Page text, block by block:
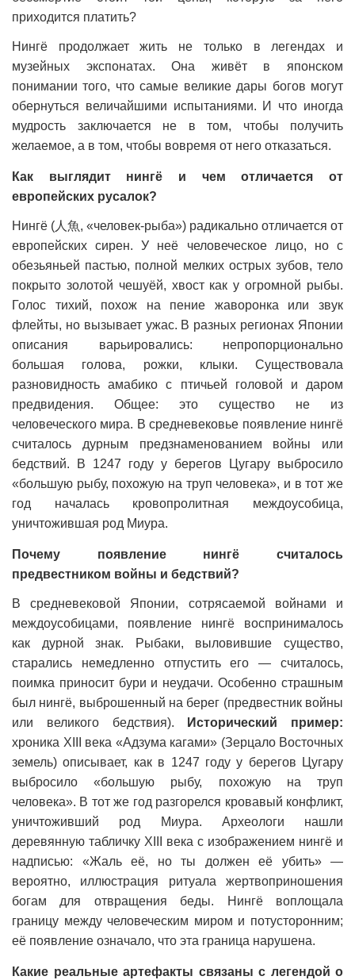
приходится платить?
Нингё продолжает жить не только в легендах и
музейных экспонатах. Она живёт в японском
понимании того, что самые великие дары богов могут
обернуться величайшими испытаниями. И что иногда
мудрость заключается не в том, чтобы получить
желаемое, а в том, чтобы вовремя от него отказаться.
Как выглядит нингё и чем отличается от
европейских русалок?
Нингё (人魚, «человек-рыба») радикально отличается от
европейских сирен. У неё человеческое лицо, но с
обезьяньей пастью, полной мелких острых зубов, тело
покрыто золотой чешуёй, хвост как у огромной рыбы.
Голос тихий, похож на пение жаворонка или звук
флейты, но вызывает ужас. В разных регионах Японии
описания варьировались: непропорционально
большая голова, рожки, клыки. Существовала
разновидность амабико с птичьей головой и даром
предвидения. Общее: это существо не из
человеческого мира. В средневековье появление нингё
считалось дурным предзнаменованием войны или
бедствий. В 1247 году у берегов Цугару выбросило
«большую рыбу, похожую на труп человека», и в тот же
год началась кровопролитная междоусобица,
уничтожившая род Миура.
Почему появление нингё считалось
предвестником войны и бедствий?
В средневековой Японии, сотрясаемой войнами и
междоусобицами, появление нингё воспринималось
как дурной знак. Рыбаки, выловившие существо,
старались немедленно отпустить его — считалось,
поимка приносит бури и неудачи. Особенно страшным
был нингё, выброшенный на берег (предвестник войны
или великого бедствия).
Исторический пример:
хроника XIII века «Адзума кагами» (Зерцало Восточных
земель) описывает, как в 1247 году у берегов Цугару
выбросило «большую рыбу, похожую на труп
человека». В тот же год разгорелся кровавый конфликт,
уничтоживший род Миура. Археологи нашли
деревянную табличку XIII века с изображением нингё и
надписью: «Жаль её, но ты должен её убить» —
вероятно, иллюстрация ритуала жертвоприношения
богам для отвращения беды. Нингё воплощала
границу между человеческим миром и потусторонним;
её появление означало, что эта граница нарушена.
Какие реальные артефакты связаны с легендой о